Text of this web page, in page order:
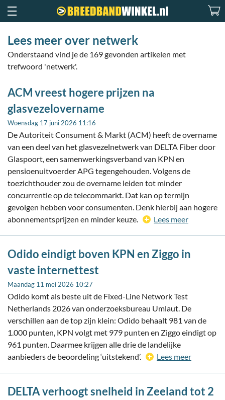
Lees meer over netwerk
Onderstaand vind je de 169 gevonden artikelen met
trefwoord 'netwerk'.
ACM vreest hogere prijzen na
glasvezelovername
Woensdag 17 juni 2026 11:16
De Autoriteit Consument & Markt (ACM) heeft de overname
van een deel van het glasvezelnetwerk van DELTA Fiber door
Glaspoort, een samenwerkingsverband van KPN en
pensioenuitvoerder APG tegengehouden. Volgens de
toezichthouder zou de overname leiden tot minder
concurrentie op de telecommarkt. Dat kan op termijn
gevolgen hebben voor consumenten. Denk hierbij aan hogere
abonnementsprijzen en minder keuze.
Lees meer
Odido eindigt boven KPN en Ziggo in
vaste internettest
Maandag 11 mei 2026 10:27
Odido komt als beste uit de Fixed-Line Network Test
Netherlands 2026 van onderzoeksbureau Umlaut. De
verschillen aan de top zijn klein: Odido behaalt 981 van de
1.000 punten, KPN volgt met 979 punten en Ziggo eindigt op
961 punten. Daarmee krijgen alle drie de landelijke
aanbieders de beoordeling ‘uitstekend’.
Lees meer
DELTA verhoogt snelheid in Zeeland tot 2